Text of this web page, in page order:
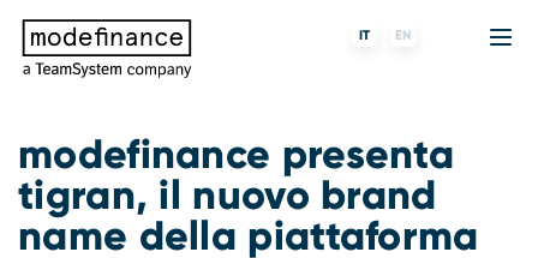
IT EN
modefinance presenta
tigran, il nuovo brand
name della piattaforma
Agenzia di Rating
Rating ESG
MORE
ForST
Fintech
Banche e finanziarie
Chi siamo
Partner e clienti